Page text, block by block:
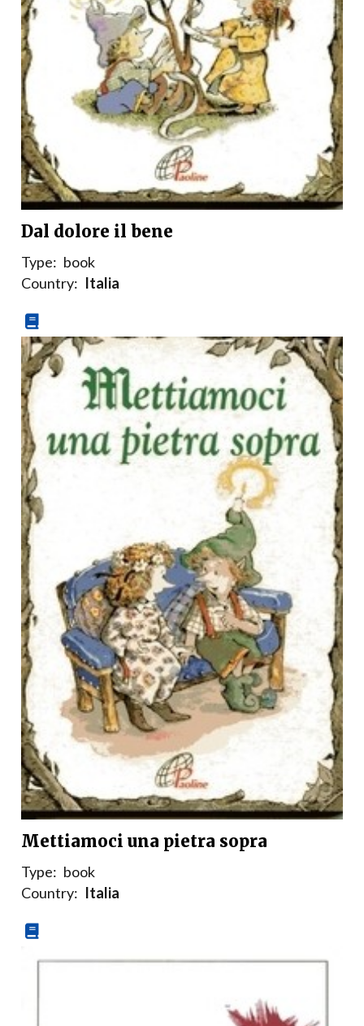
Dal dolore il bene
Type: book
Country: Italia
Mettiamoci una pietra sopra
Type: book
Country: Italia